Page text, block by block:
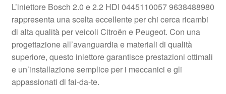
Politica sulla riservatezza
Procedura di Reclamo
Registratore di cassa
L’iniettore Bosch 2.0 e 2.2 HDI 0445110057 9638488980
rappresenta una scelta eccellente per chi cerca ricambi
di alta qualità per veicoli Citroën e Peugeot. Con una
progettazione all’avanguardia e materiali di qualità
superiore, questo iniettore garantisce prestazioni ottimali
e un’installazione semplice per i meccanici e gli
appassionati di fai-da-te.